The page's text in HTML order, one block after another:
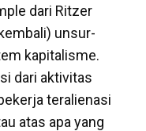
dari Ritzer
unsur-
kapitalisme.
dari aktivitas
teralienasi
atas apa yang